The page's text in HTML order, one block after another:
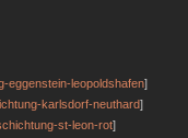
eggenstein-leopoldshafen]
karlsdorf-neuthard]
st-leon-rot]